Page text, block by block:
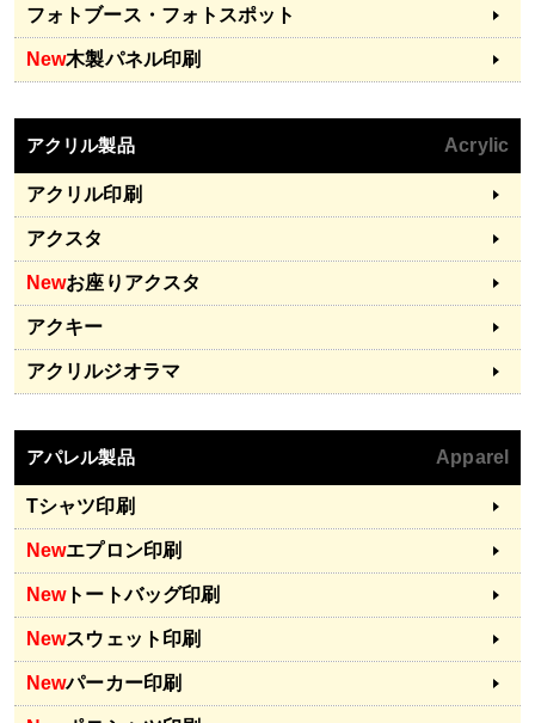
フォトブース・フォトスポット
New木製パネル印刷
アクリル製品 Acrylic
アクリル印刷
アクスタ
Newお座りアクスタ
アクキー
アクリルジオラマ
アパレル製品 Apparel
Tシャツ印刷
Newエプロン印刷
Newトートバッグ印刷
Newスウェット印刷
Newパーカー印刷